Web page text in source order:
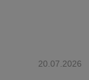
20.07.2026